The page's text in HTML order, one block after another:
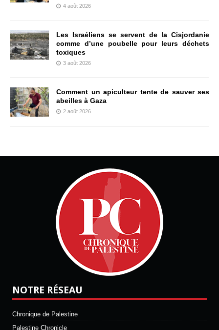
4 août 2026
Les Israéliens se servent de la Cisjordanie
comme d’une poubelle pour leurs déchets
toxiques
3 août 2026
Comment un apiculteur tente de sauver ses
abeilles à Gaza
2 août 2026
NOTRE RÉSEAU
Chronique de Palestine
Palestine Chronicle